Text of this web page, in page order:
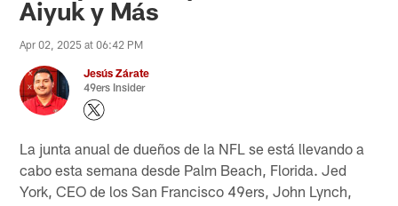
Aiyuk y Más
Apr 02, 2025 at 06:42 PM
Jesús Zárate
49ers Insider
La junta anual de dueños de la NFL se está llevando a
cabo esta semana desde Palm Beach, Florida. Jed
York, CEO de los San Francisco 49ers, John Lynch,